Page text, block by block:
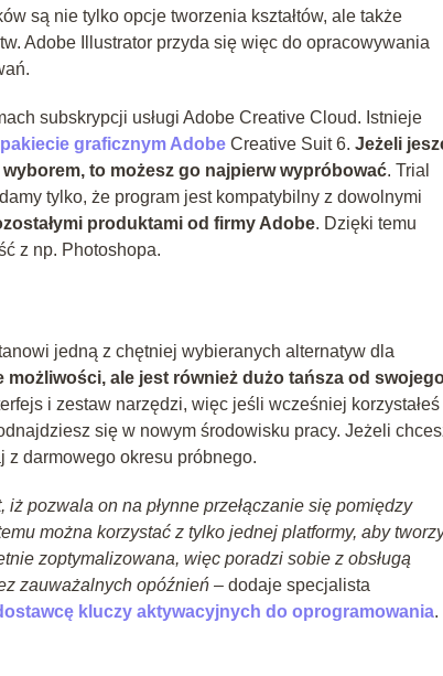
są nie tylko opcje tworzenia kształtów, ale także
Adobe Illustrator przyda się więc do opracowywania
subskrypcji usługi Adobe Creative Cloud. Istnieje
pakiecie graficznym Adobe Creative Suit 6. Jeżeli
to możesz go najpierw wypróbować. Trial
tylko, że program jest kompatybilny z dowolnymi
produktami od firmy Adobe. Dzięki temu
z np. Photoshopa.
jedną z chętniej wybieranych alternatyw dla
ale jest również dużo tańsza od
i zestaw narzędzi, więc jeśli wcześniej korzystałeś
się w nowym środowisku pracy. Jeżeli
z darmowego okresu próbnego.
pozwala on na płynne przełączanie się pomiędzy
można korzystać z tylko jednej platformy, aby
zoptymalizowana, więc poradzi sobie z obsługą
zauważalnych opóźnień – dodaje specjalista
kluczy aktywacyjnych do oprogramowania.